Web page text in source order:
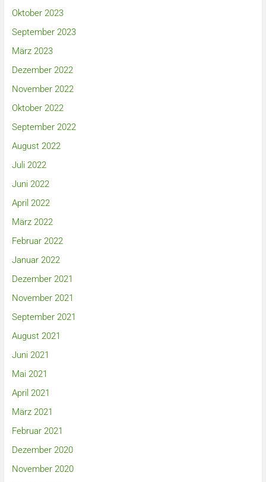
Oktober 2023
September 2023
März 2023
Dezember 2022
November 2022
Oktober 2022
September 2022
August 2022
Juli 2022
Juni 2022
April 2022
März 2022
Februar 2022
Januar 2022
Dezember 2021
November 2021
September 2021
August 2021
Juni 2021
Mai 2021
April 2021
März 2021
Februar 2021
Dezember 2020
November 2020